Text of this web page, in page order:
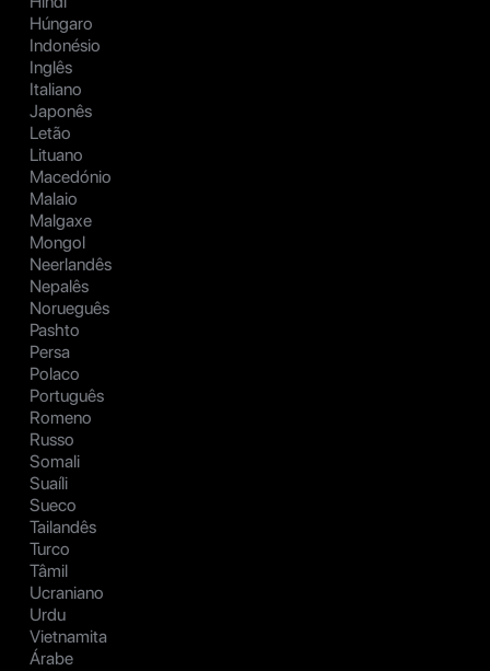
Húngaro
Indonésio
Inglês
Italiano
Japonês
Letão
Lituano
Macedónio
Malaio
Malgaxe
Mongol
Neerlandês
Nepalês
Norueguês
Pashto
Persa
Polaco
Português
Romeno
Russo
Somali
Suaíli
Sueco
Tailandês
Turco
Tâmil
Ucraniano
Urdu
Vietnamita
Árabe